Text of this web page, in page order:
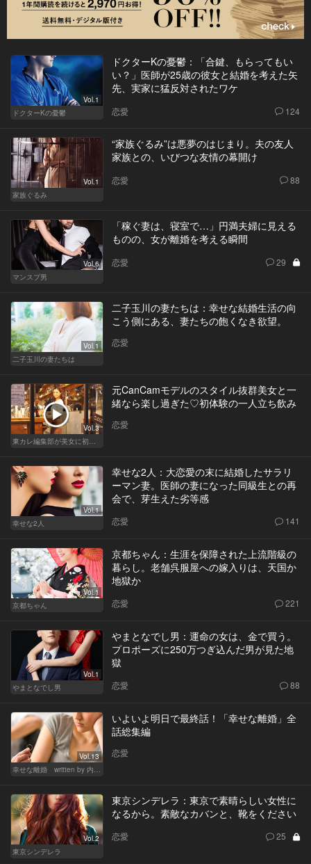
Vol.1
ドクターKの憂鬱
ドクターKの憂鬱：「合鍵、もらってもい
い？」医師が25歳の彼女と結婚を考えた矢
先、実家に猛反対されたワケ
恋愛 124
Vol.1
家族ぐるみ
“家族ぐるみ”は悪夢のはじまり。夫の友人
家族との、いびつな友情の幕開け
恋愛 88
Vol.6
マンスプ男
「稼ぐ妻は、寝室で…」円満夫婦に見える
ものの、女が離婚を考える瞬間
恋愛 29
Vol.1
二子玉川の妻たちは
二子玉川の妻たちは：幸せな結婚生活の向
こう側にある、妻たちの飽くなき欲望。
恋愛
Vol.3
東カレ編集部が美女に初体験させてみた
元CanCamモデルのスタイル抜群美女と一
緒なら楽し過ぎた♡初体験の一人立ち飲み
恋愛
Vol.1
幸せな2人
幸せな2人：大恋愛の末に結婚したサラリ
ーマン妻。医師の妻になった同級生との再
会で、芽生えた劣等感
恋愛 141
Vol.1
京都ちゃん
京都ちゃん：生涯を保障された上流階級の
暮らし。老舗呉服屋への嫁入りは、天国か
地獄か
恋愛 221
Vol.1
やまとなでし男
やまとなでし男：運命の女は、金で買う。
プロポーズに250万つぎ込んだ男が見た地
獄
恋愛 88
Vol.13
幸せな離婚 written by 内埜さくら
いよいよ明日で最終話！「幸せな離婚」全
話総集編
恋愛
Vol.2
東京シンデレラ
東京シンデレラ：東京で素晴らしい女性に
なるから。素敵なカバンと、靴をください
恋愛 25